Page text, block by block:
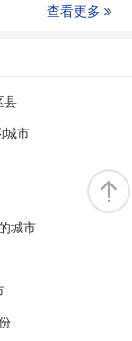
查看更多
县
城市
城市